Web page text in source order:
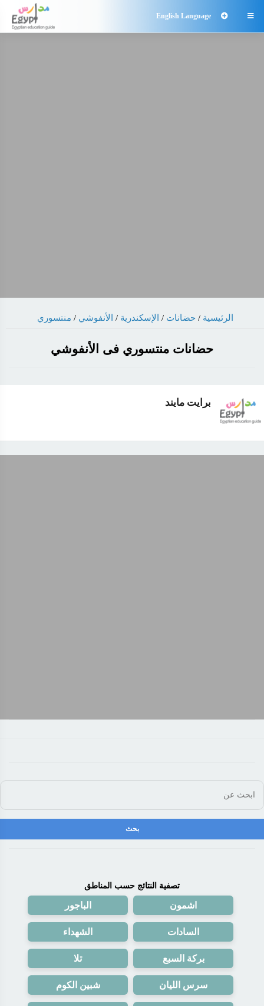

English Language
الرئيسية / حضانات / الإسكندرية / الأنفوشي / منتسوري
حضانات منتسوري فى الأنفوشي
برايت مايند
تصفية النتائج حسب المناطق
اشمون الباجور
السادات الشهداء
بركة السبع تلا
سرس الليان شبين الكوم